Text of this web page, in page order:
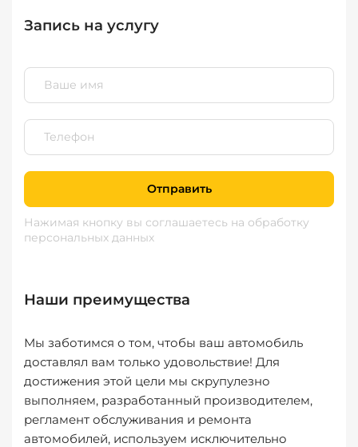
Запись на услугу
Отправить
Нажимая кнопку вы соглашаетесь на обработку
персональных данных
Наши преимущества
Мы заботимся о том, чтобы ваш автомобиль
доставлял вам только удовольствие! Для
достижения этой цели мы скрупулезно
выполняем, разработанный производителем,
регламент обслуживания и ремонта
автомобилей, используем исключительно